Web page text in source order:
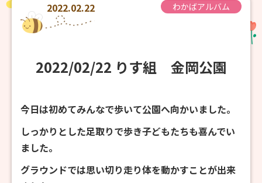
2022.02.22 わかばアルバム
2022/02/22 りす組 金岡公園
今日は初めてみんなで歩いて公園へ向かいました。
しっかりとした足取りで歩き子どもたちも喜んでい
ました。
グラウンドでは思い切り走り体を動かすことが出来